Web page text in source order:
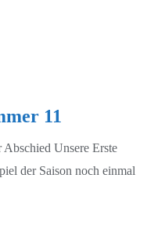
11
Unsere Erste
der Saison noch einmal